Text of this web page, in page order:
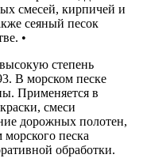
смесей, кирпичей и
сеяный песок
•
степень
В морском песке
Применяется в
смеси
дорожных полотен,
песка
обработки.